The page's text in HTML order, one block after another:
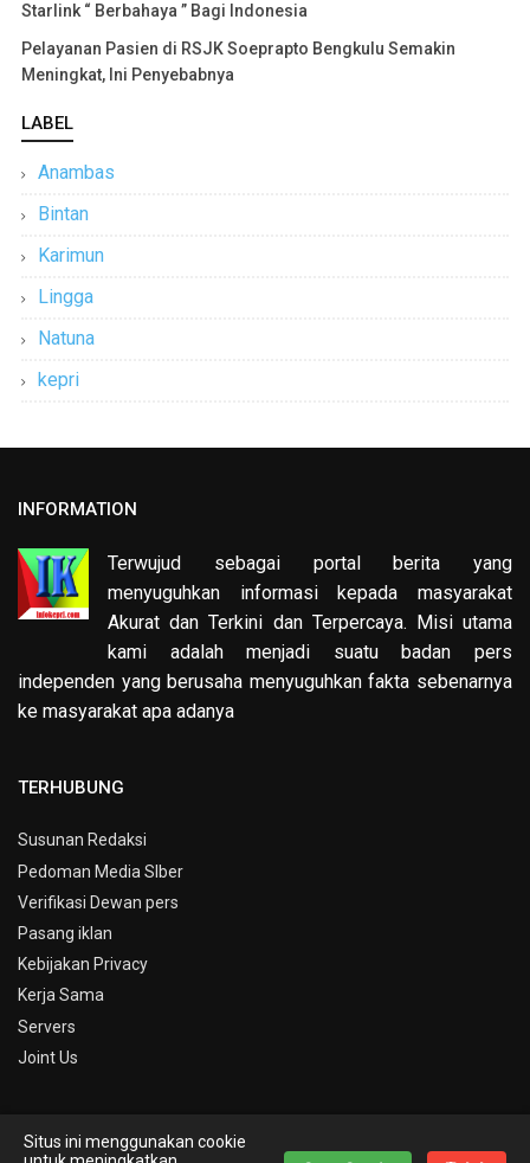
Starlink “ Berbahaya ” Bagi Indonesia
Pelayanan Pasien di RSJK Soeprapto Bengkulu Semakin
Meningkat, Ini Penyebabnya
LABEL
Anambas
Bintan
Karimun
Lingga
Natuna
kepri
INFORMATION
Terwujud sebagai portal berita yang
menyuguhkan informasi kepada masyarakat
Akurat dan Terkini dan Terpercaya. Misi utama
kami adalah menjadi suatu badan pers
independen yang berusaha menyuguhkan fakta sebenarnya
ke masyarakat apa adanya
TERHUBUNG
Susunan Redaksi
Pedoman Media SIber
Verifikasi Dewan pers
Pasang iklan
Kebijakan Privacy
Kerja Sama
Servers
Joint Us
© Copyright 2019 -
Situs ini menggunakan cookie